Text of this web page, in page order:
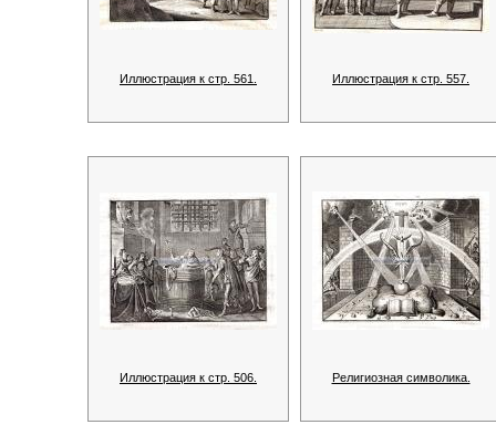
Иллюстрация к стр. 561. Иллюстрация к стр. 557.
Иллюстрация к стр. 506. Религиозная символика.